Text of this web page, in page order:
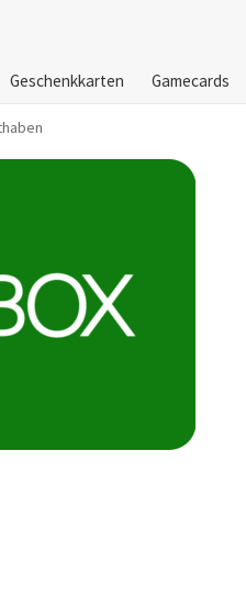
Geschenkkarten Gamecards